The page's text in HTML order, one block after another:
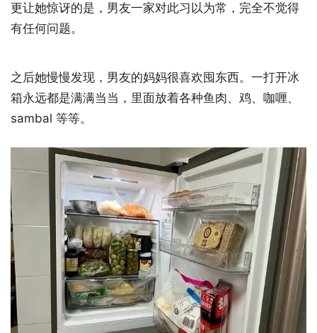
更让她惊讶的是，男友一家对此习以为常，完全不觉得
有任何问题。
之后她慢慢发现，男友的妈妈很喜欢囤东西。一打开冰
箱永远都是满满当当，里面放着各种鱼肉、鸡、咖喱、
sambal 等等。